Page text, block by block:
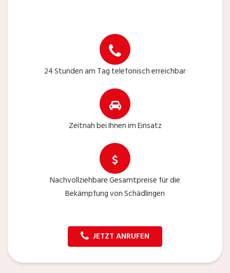
24 Stunden am Tag telefonisch erreichbar
Zeitnah bei Ihnen im Einsatz
Nachvollziehbare Gesamtpreise für die
Bekämpfung von Schädlingen
JETZT ANRUFEN